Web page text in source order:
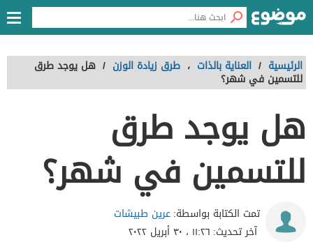
الرئيسية / العناية بالذات ، طرق زيادة الوزن / هل يوجد طرق
للتسمين في شهر؟
هل يوجد طرق
للتسمين في شهر؟
تمت الكتابة بواسطة:عرين طبيشات
آخر تحديث: ١١:٢٦ ، ٣٠ أبريل ٢٠٢٢